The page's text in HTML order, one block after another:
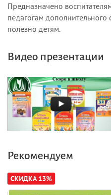
Предназначено
педагогам
полезно детям.
Видео презентации
Рекомендуем
СКИДКА 13%